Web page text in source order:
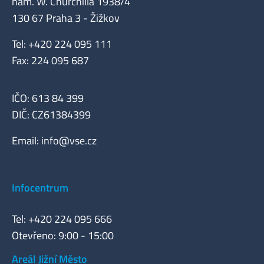
130 67 Praha 3 - Žižkov
Tel: +420 224 095 111
Fax: 224 095 687
IČO: 613 84 399
DIČ: CZ61384399
Email: info@vse.cz
Infocentrum
Tel: +420 224 095 666
Otevřeno: 9:00 - 15:00
Areál Jižní Město